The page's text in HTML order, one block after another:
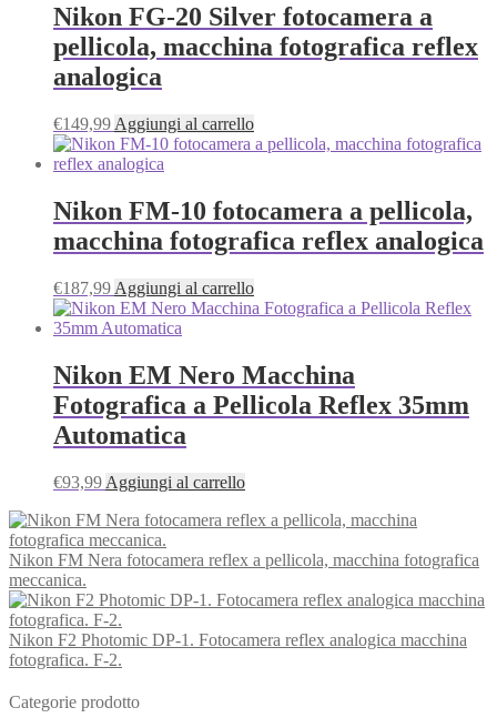
Nikon FG-20 Silver fotocamera a
pellicola, macchina fotografica reflex
analogica
€149,99 Aggiungi al carrello
Nikon FM-10 fotocamera a pellicola,
macchina fotografica reflex analogica
€187,99 Aggiungi al carrello
Nikon EM Nero Macchina
Fotografica a Pellicola Reflex 35mm
Automatica
€93,99 Aggiungi al carrello
Nikon FM Nera fotocamera reflex a pellicola, macchina fotografica
meccanica.
Nikon F2 Photomic DP-1. Fotocamera reflex analogica macchina
fotografica. F-2.
Categorie prodotto